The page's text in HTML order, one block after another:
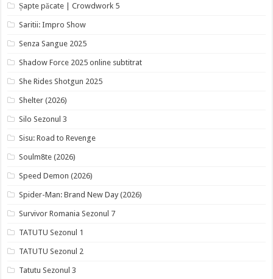
Șapte păcate | Crowdwork 5
Saritii: Impro Show
Senza Sangue 2025
Shadow Force 2025 online subtitrat
She Rides Shotgun 2025
Shelter (2026)
Silo Sezonul 3
Sisu: Road to Revenge
Soulm8te (2026)
Speed Demon (2026)
Spider-Man: Brand New Day (2026)
Survivor Romania Sezonul 7
TATUTU Sezonul 1
TATUTU Sezonul 2
Tatutu Sezonul 3